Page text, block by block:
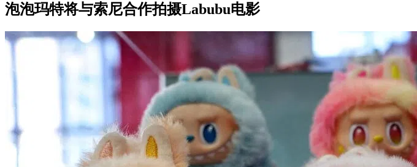
泡泡玛特将与索尼合作拍摄Labubu电影